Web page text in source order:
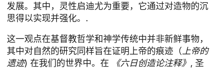
发展。其中，灵性启迪尤为重要，它通过对造物的沉
思得以实现并强化。.
这一观点在基督教哲学和神学传统中并非新鲜事物，
其中对自然的研究同样旨在证明上帝的痕迹（上帝的
遗迹) 在我们的世界中。在 《六日创造论注释》 , 圣